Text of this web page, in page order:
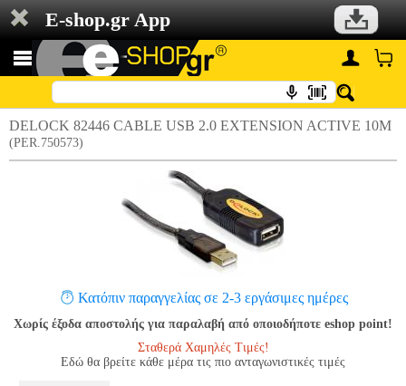
E-shop.gr App
DELOCK 82446 CABLE USB 2.0 EXTENSION ACTIVE 10M
(PER.750573)
Κατόπιν παραγγελίας σε 2-3 εργάσιμες ημέρες
Χωρίς έξοδα αποστολής για παραλαβή από οποιοδήποτε eshop point!
Σταθερά Χαμηλές Τιμές!
Εδώ θα βρείτε κάθε μέρα τις πιο ανταγωνιστικές τιμές